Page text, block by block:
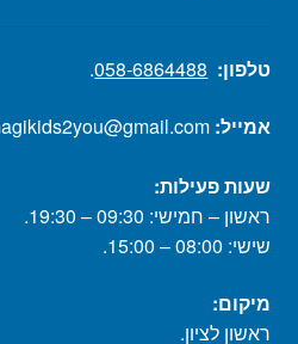
טלפון: 058-6864488
.
אמייל:
שעות פעילות:
ראשון – חמישי: 09:30 – 19:30.
שישי: 08:00 – 15:00.
מיקום:
ראשון לציון.